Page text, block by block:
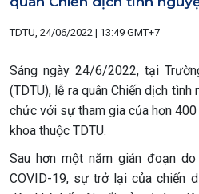
TDTU, 24/06/2022 | 13:49 GMT+7
Sáng ngày 24/6/2022, tại
(TDTU), lễ ra quân Chiến dịch
chức với sự tham gia của hơn
khoa thuộc TDTU.
Sau hơn một năm gián đoạn
COVID-19, sự trở lại của chiến